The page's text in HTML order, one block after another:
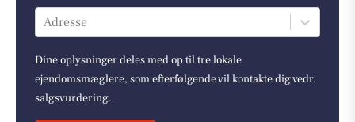
Adresse
Dine oplysninger deles med op til tre lokale
ejendomsmæglere, som efterfølgende vil kontakte dig vedr.
salgsvurdering.